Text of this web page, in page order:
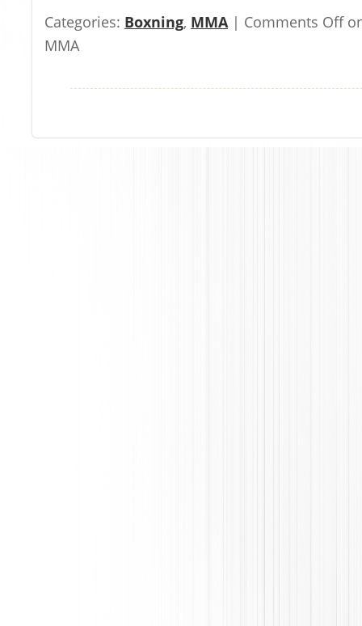
Categories: Boxning, MMA| Comments Off
MMA